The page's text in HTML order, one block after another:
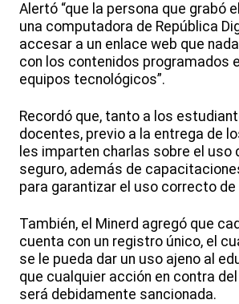
Alertó “que la persona que grabó
una computadora de República
accesar a un enlace web que
con los contenidos programados
equipos tecnológicos”.
Recordó que, tanto a los
docentes, previo a la entrega de
les imparten charlas sobre el uso
seguro, además de
para garantizar el uso correcto
También, el Minerd agregó que
cuenta con un registro único, el
se le pueda dar un uso ajeno al
que cualquier acción en contra
será debidamente sancionada.